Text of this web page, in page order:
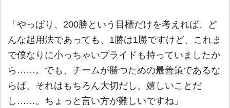
「やっぱり、200勝という目標だけを考えれば、ど
んな起用法であっても、1勝は1勝ですけど、これま
で僕なりに小っちゃいプライドも持っていましたか
ら……。でも、チームが勝つための最善策であるな
らば、それはもちろん大切だし、嬉しいことだ
し……。ちょっと言い方が難しいですね」